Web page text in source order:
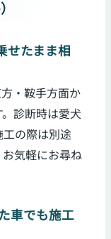
せたまま相
・鞍手方面か
診断時は愛犬
の際は別途
気軽にお尋ね
車でも施工